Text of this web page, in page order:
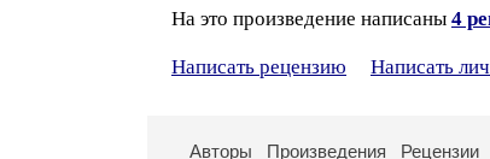
На это произведение написаны 4
Написать рецензию Написать
Авторы Произведения Рецензии